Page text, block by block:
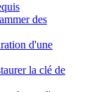
des
d'une
la clé de